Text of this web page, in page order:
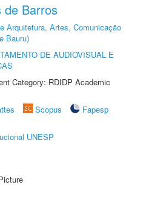
de Barros
Arquitetura, Artes, Comunicação
Bauru)
DE AUDIOVISUAL E
Category: RDIDP Academic
Scopus
Fapesp
UNESP